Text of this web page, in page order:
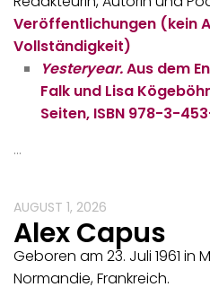
Veröffentlichungen (kein
Vollständigkeit)
Yesteryear.Aus dem
Falk und Lisa
Seiten, ISBN 978-3-
…
AUGUST 1, 2026
Alex Capus
Geboren am 23. Juli 1961
Normandie, Frankreich.